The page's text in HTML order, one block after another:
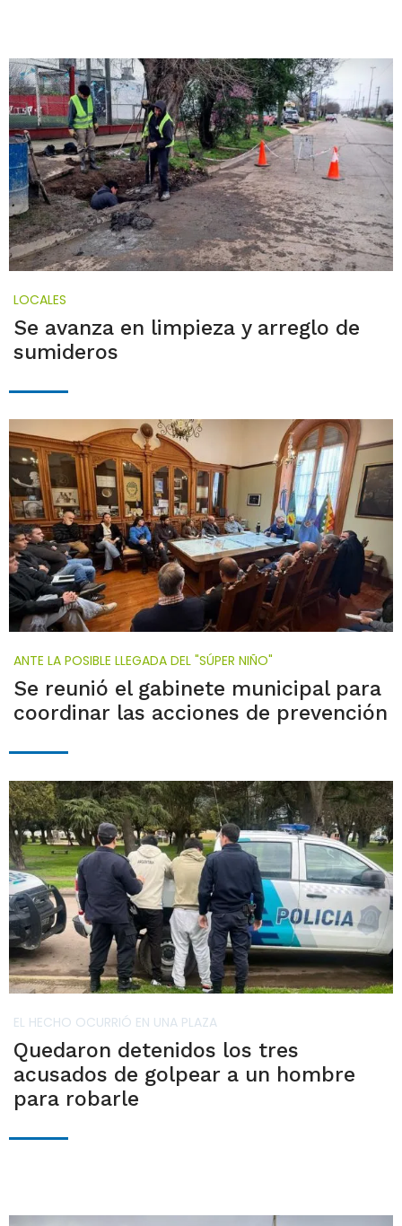
LOCALES
Se avanza en limpieza y arreglo de
sumideros
ANTE LA POSIBLE LLEGADA DEL "SÚPER NIÑO"
Se reunió el gabinete municipal para
coordinar las acciones de prevención
EL HECHO OCURRIÓ EN UNA PLAZA
Quedaron detenidos los tres
acusados de golpear a un hombre
para robarle